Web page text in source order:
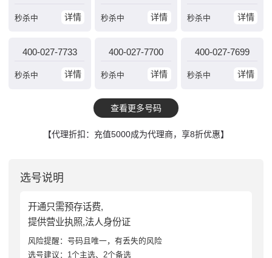
详情
秒杀中 详情
秒杀中 详情
秒杀中
400-027-7733
详情
秒杀中
400-027-7700
详情
秒杀中
400-027-7699
详情
秒杀中
查看更多号码
【代理折扣：充值5000成为代理商，享8折优惠】
选号说明
开通只需预存话费,
提供营业执照,法人身份证
风险提醒：号码且唯一，有丢失的风险
选号建议：1个主选、2个备选